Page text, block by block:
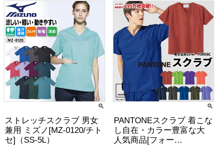
ストレッチスクラブ 男女
兼用 ミズノ[MZ-0120/チト
セ]（SS-5L）
PANTONEスクラブ 着こな
し自在・カラー豊富な大
人気商品[フォー